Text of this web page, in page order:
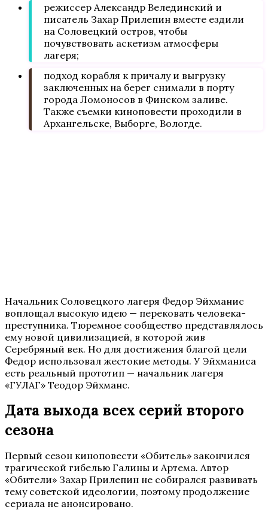
режиссер Александр Велединский и
писатель Захар Прилепин вместе ездили
на Соловецкий остров, чтобы
почувствовать аскетизм атмосферы
лагеря;
подход корабля к причалу и выгрузку
заключенных на берег снимали в порту
города Ломоносов в Финском заливе.
Также съемки киноповести проходили в
Архангельске, Выборге, Вологде.
Начальник Соловецкого лагеря Федор Эйхманис
воплощал высокую идею — перековать человека-
преступника. Тюремное сообщество представлялось
ему новой цивилизацией, в которой жив
Серебряный век. Но для достижения благой цели
Федор использовал жестокие методы. У Эйхманиса
есть реальный прототип — начальник лагеря
«ГУЛАГ» Теодор Эйхманс.
Дата выхода всех серий второго
сезона
Первый сезон киноповести «Обитель» закончился
трагической гибелью Галины и Артема. Автор
«Обители» Захар Прилепин не собирался развивать
тему советской идеологии, поэтому продолжение
сериала не анонсировано.